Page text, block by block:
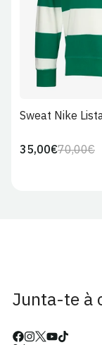
Sweat Nike
70,00€
35,00€
Junta-te à